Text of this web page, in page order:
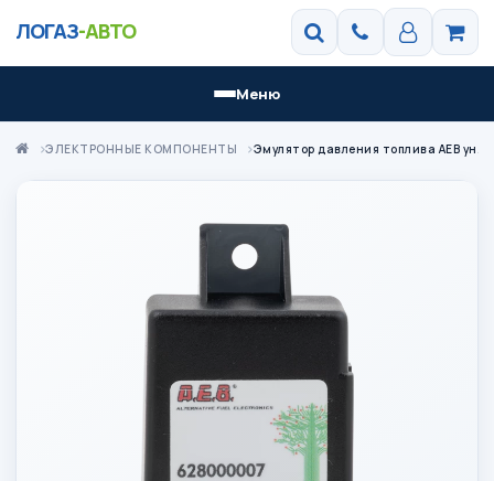
ЛОГАЗ-АВТО
Меню
ЭЛЕКТРОННЫЕ КОМПОНЕНТЫ Эмулятор давления топлива АЕВ универсальный